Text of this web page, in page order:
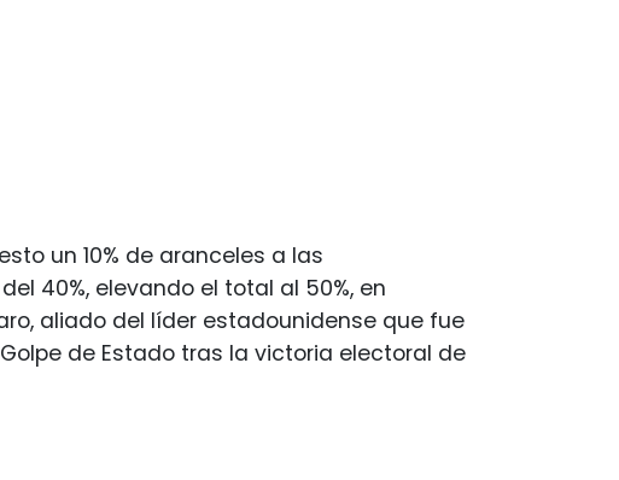
un 10% de aranceles a las
40%, elevando el total al 50%, en
aliado del líder estadounidense que fue
de Estado tras la victoria electoral de